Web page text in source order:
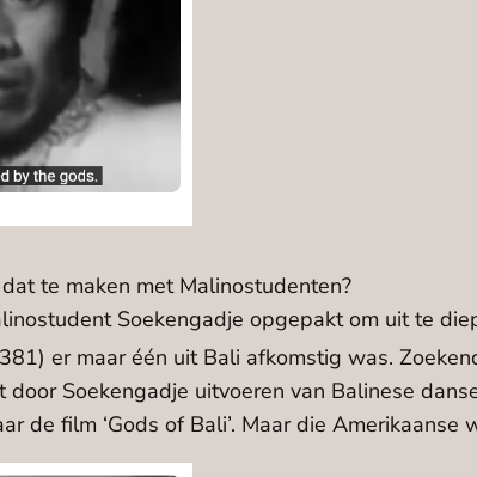
te maken met Malinostudenten?
Soekengadje opgepakt om uit te
er maar één uit Bali afkomstig was.
Soekengadje uitvoeren van Balinese
de film ‘Gods of Bali’. Maar die